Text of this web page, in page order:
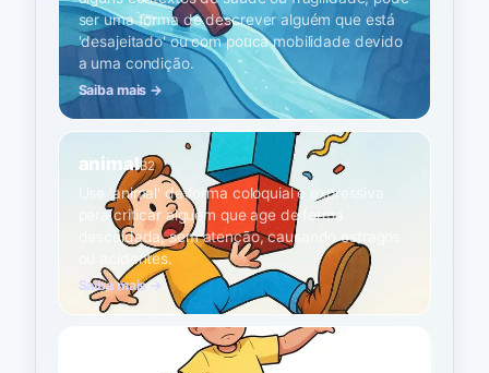
ser uma forma de descrever alguém que está
'desajeitado' ou com pouca mobilidade devido
a uma condição.
Saiba mais →
animalB2
Use 'animal' de forma coloquial e expressiva
para criticar alguém que age de forma
descuidada, sem atenção, causando estragos
ou acidentes.
Saiba mais →